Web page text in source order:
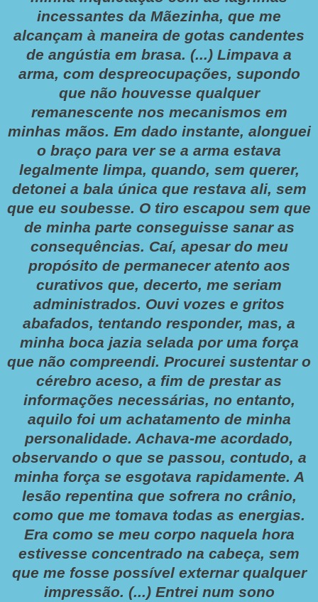
incessantes da Mãezinha, que me
alcançam à maneira de gotas candentes
de angústia em brasa. (...) Limpava a
arma, com despreocupações, supondo
que não houvesse qualquer
remanescente nos mecanismos em
minhas mãos. Em dado instante, alonguei
o braço para ver se a arma estava
legalmente limpa, quando, sem querer,
detonei a bala única que restava ali, sem
que eu soubesse. O tiro escapou sem que
de minha parte conseguisse sanar as
consequências. Caí, apesar do meu
propósito de permanecer atento aos
curativos que, decerto, me seriam
administrados. Ouvi vozes e gritos
abafados, tentando responder, mas, a
minha boca jazia selada por uma força
que não compreendi. Procurei sustentar o
cérebro aceso, a fim de prestar as
informações necessárias, no entanto,
aquilo foi um achatamento de minha
personalidade. Achava-me acordado,
observando o que se passou, contudo, a
minha força se esgotava rapidamente. A
lesão repentina que sofrera no crânio,
como que me tomava todas as energias.
Era como se meu corpo naquela hora
estivesse concentrado na cabeça, sem
que me fosse possível externar qualquer
impressão. (...) Entrei num sono